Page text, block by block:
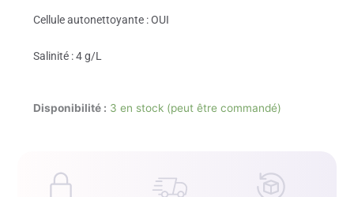
Cellule autonettoyante : OUI
Salinité : 4 g/L
Disponibilité : 3 en stock (peut être commandé)